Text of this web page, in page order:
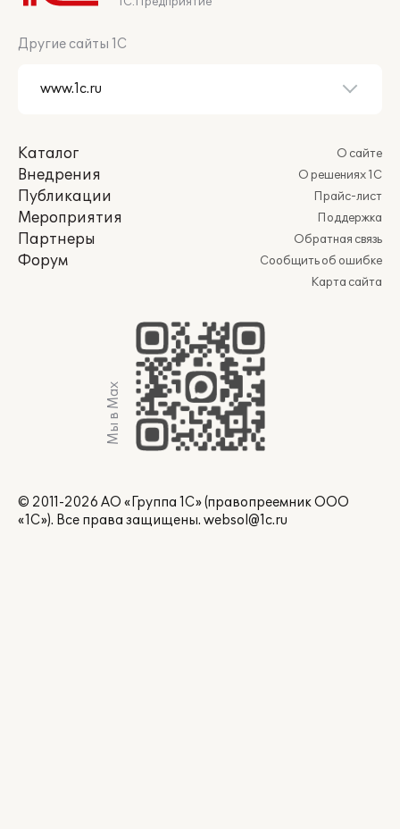
Другие сайты 1С
Каталог
Внедрения
Публикации
Мероприятия
Партнеры
Форум
О сайте
О решениях 1С
Прайс-лист
Поддержка
Обратная связь
Сообщить об ошибке
Карта сайта
Мы в Max
© 2011-2026 АО «Группа 1С» (правопреемник ООО
«1С»). Все права защищены. websol@1c.ru